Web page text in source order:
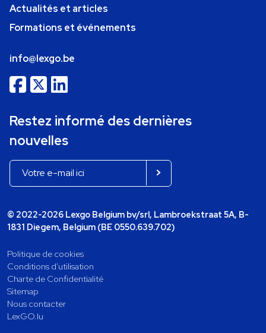
Actualités et articles
Formations et événements
info@lexgo.be
Restez informé des dernières
nouvelles
© 2022-2026 Lexgo Belgium bv/srl, Lambroekstraat 5A, B-
1831 Diegem, Belgium (BE 0550.639.702)
Politique de cookies
Conditions d'utilisation
Charte de Confidentialité
Sitemap
Nous contacter
LexGO.lu